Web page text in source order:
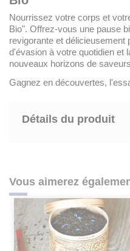
Nourrissez votre corps et
Bio". Offrez-vous une pause
revigorante et délicieusement
d'évasion à votre quotidien et
nouveaux horizons de
Gagnez en découvertes,
Détails du produit
Vous aimerez